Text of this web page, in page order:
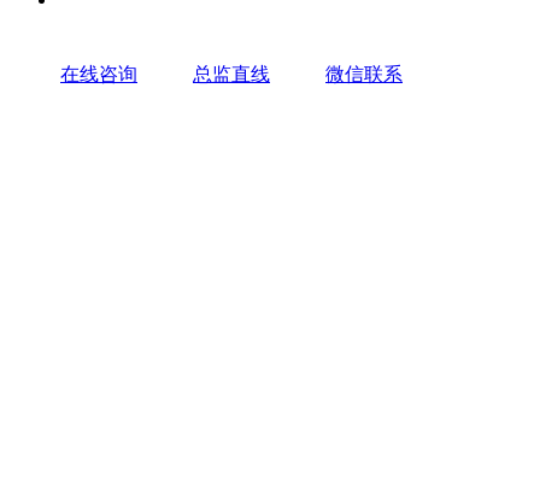
在线咨询 总监直线 微信联系